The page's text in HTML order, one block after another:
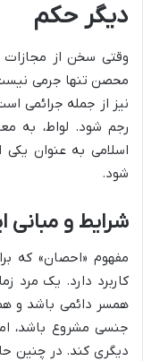
دیگر حکم
وقتی سخن از
محصن تنها جرمی
نیز از جمله جرائمی
رجم شود. لواط، به
اسلامی به عنوان
شود.
شرایط و مبانی
مفهوم «احصان» که
کاربرد دارد. یک مرد
همسر دائمی باشد و
جنسی مشروع باشد،
دیگری کند. در چنین